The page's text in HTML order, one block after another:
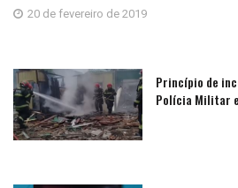
20 de fevereiro de 2019
Princípio de
Polícia Militar